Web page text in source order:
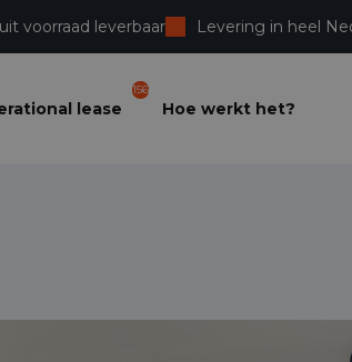
voorraad leverbaar Levering in heel
lease
156
Hoe werkt het?